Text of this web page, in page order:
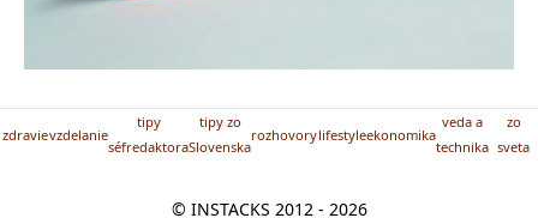
zdravievzdelanie
tipy
séfredaktora
tipy zo
Slovenska
rozhovorylifestyleekonomika
veda a
technika
zo
sveta
© INSTACKS 2012 - 2026